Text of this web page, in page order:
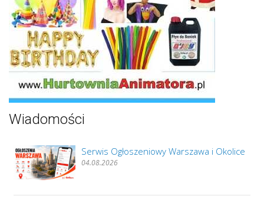
Wiadomości
Serwis Ogłoszeniowy Warszawa i Okolice
04.08.2026